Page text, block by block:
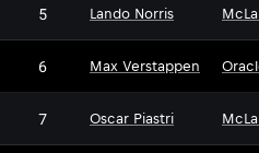
5 Lando Norris
6 Max Verstappen
7 Oscar Piastri